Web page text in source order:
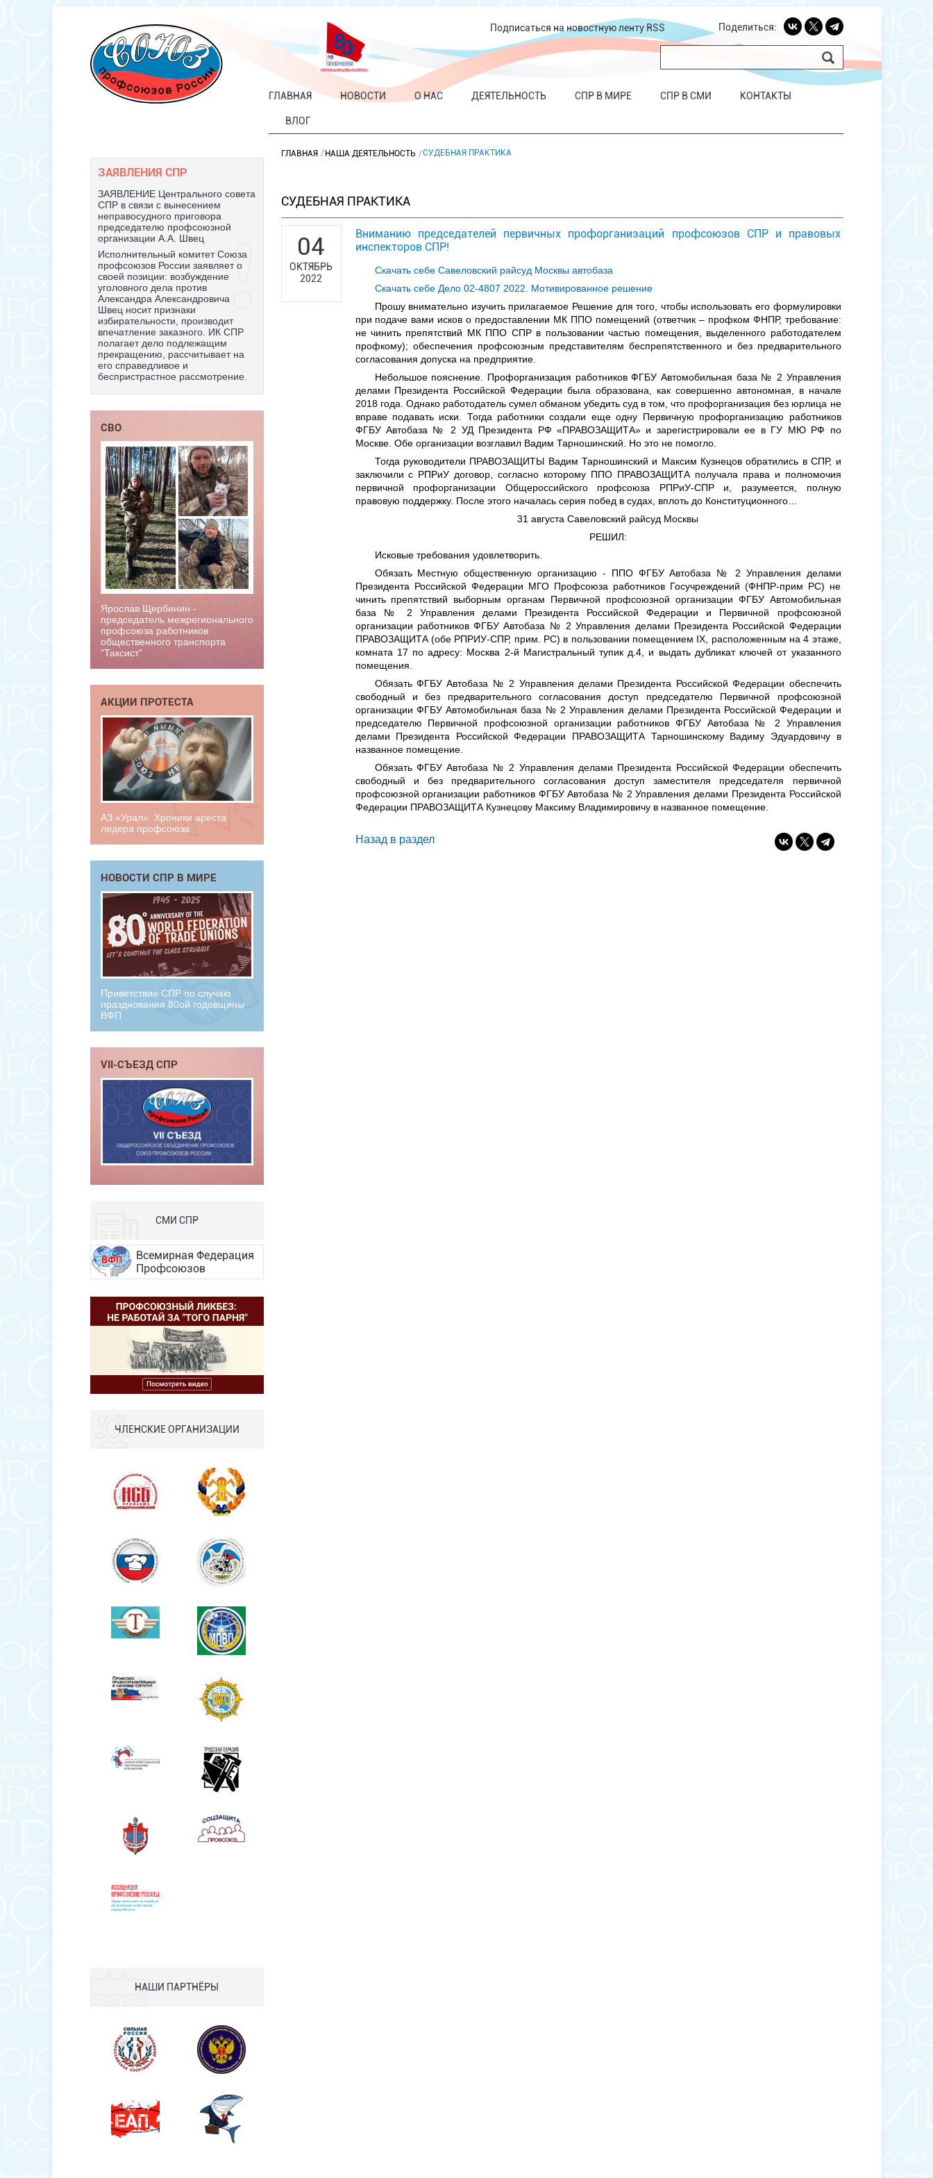
Подписаться на новостную ленту RSS Поделиться:
ГЛАВНАЯ НОВОСТИ О НАС ДЕЯТЕЛЬНОСТЬ СПР В МИРЕ СПР В СМИ КОНТАКТЫ
ВЛОГ
ЗАЯВЛЕНИЯ СПР
ЗАЯВЛЕНИЕ Центрального совета
СПР в связи с вынесением
неправосудного приговора
председателю профсоюзной
организации А.А. Швец
Исполнительный комитет Союза
профсоюзов России заявляет о
своей позиции: возбуждение
уголовного дела против
Александра Александровича
Швец носит признаки
избирательности, производит
впечатление заказного. ИК СПР
полагает дело подлежащим
прекращению, рассчитывает на
его справедливое и
беспристрастное рассмотрение.
СВО
Ярослав Щербинин -
председатель межрегионального
профсоюза работников
общественного транспорта
"Таксист"
АКЦИИ ПРОТЕСТА
АЗ «Урал». Хроники ареста
лидера профсоюза
НОВОСТИ СПР В МИРЕ
Приветствие СПР по случаю
празднования 80ой годовщины
ВФП
VII-СЪЕЗД СПР
СМИ СПР
Всемирная Федерация
Профсоюзов
ЧЛЕНСКИЕ ОРГАНИЗАЦИИ
НАШИ ПАРТНЁРЫ
ГЛАВНАЯ НАША ДЕЯТЕЛЬНОСТЬ СУДЕБНАЯ ПРАКТИКА
СУДЕБНАЯ ПРАКТИКА
04
ОКТЯБРЬ
2022
Вниманию председателей первичных профорганизаций профсоюзов СПР и правовых
инспекторов СПР!
Скачать себе Савеловский райсуд Москвы автобаза
Скачать себе Дело 02-4807 2022. Мотивированное решение
Прошу внимательно изучить прилагаемое Решение для того, чтобы использовать его формулировки
при подаче вами исков о предоставлении МК ППО помещений (ответчик – профком ФНПР, требование:
не чинить препятствий МК ППО СПР в пользовании частью помещения, выделенного работодателем
профкому); обеспечения профсоюзным представителям беспрепятственного и без предварительного
согласования допуска на предприятие.
Небольшое пояснение. Профорганизация работников ФГБУ Автомобильная база № 2 Управления
делами Президента Российской Федерации была образована, как совершенно автономная, в начале
2018 года. Однако работодатель сумел обманом убедить суд в том, что профорганизация без юрлица не
вправе подавать иски. Тогда работники создали еще одну Первичную профорганизацию работников
ФГБУ Автобаза № 2 УД Президента РФ «ПРАВОЗАЩИТА» и зарегистрировали ее в ГУ МЮ РФ по
Москве. Обе организации возглавил Вадим Тарношинский. Но это не помогло.
Тогда руководители ПРАВОЗАЩИТЫ Вадим Тарношинский и Максим Кузнецов обратились в СПР, и
заключили с РПРиУ договор, согласно которому ППО ПРАВОЗАЩИТА получала права и полномочия
первичной профорганизации Общероссийского профсоюза РПРиУ-СПР и, разумеется, полную
правовую поддержку. После этого началась серия побед в судах, вплоть до Конституционного…
31 августа Савеловский райсуд Москвы
РЕШИЛ:
Исковые требования удовлетворить.
Обязать Местную общественную организацию - ППО ФГБУ Автобаза № 2 Управления делами
Президента Российской Федерации МГО Профсоюза работников Госучреждений (ФНПР-прим РС) не
чинить препятствий выборным органам Первичной профсоюзной организации ФГБУ Автомобильная
база № 2 Управления делами Президента Российской Федерации и Первичной профсоюзной
организации работников ФГБУ Автобаза № 2 Управления делами Президента Российской Федерации
ПРАВОЗАЩИТА (обе РПРИУ-СПР, прим. РС) в пользовании помещением IX, расположенным на 4 этаже,
комната 17 по адресу: Москва 2-й Магистральный тупик д.4, и выдать дубликат ключей от указанного
помещения.
Обязать ФГБУ Автобаза № 2 Управления делами Президента Российской Федерации обеспечить
свободный и без предварительного согласования доступ председателю Первичной профсоюзной
организации ФГБУ Автомобильная база № 2 Управления делами Президента Российской Федерации и
председателю Первичной профсоюзной организации работников ФГБУ Автобаза № 2 Управления
делами Президента Российской Федерации ПРАВОЗАЩИТА Тарношинскому Вадиму Эдуардовичу в
названное помещение.
Обязать ФГБУ Автобаза № 2 Управления делами Президента Российской Федерации обеспечить
свободный и без предварительного согласования доступ заместителя председателя первичной
профсоюзной организации работников ФГБУ Автобаза № 2 Управления делами Президента Российской
Федерации ПРАВОЗАЩИТА Кузнецову Максиму Владимировичу в названное помещение.
Назад в раздел